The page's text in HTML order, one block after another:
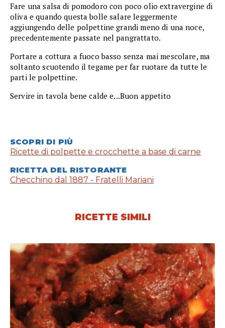
Fare una salsa di pomodoro con poco olio extravergine di
oliva e quando questa bolle salare leggermente
aggiungendo delle polpettine grandi meno di una noce,
precedentemente passate nel pangrattato.
Portare a cottura a fuoco basso senza mai mescolare, ma
soltanto scuotendo il tegame per far ruotare da tutte le
parti le polpettine.
Servire in tavola bene calde e...Buon appetito
SCOPRI DI PIÙ
Ricette di polpette e crocchette a base di carne
RICETTA DEL RISTORANTE
Checchino dal 1887 - Fratelli Mariani
RICETTE SIMILI